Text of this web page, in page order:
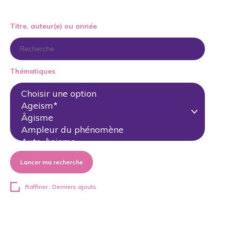
Titre, auteur(e) ou année
Thématiques
Lancer ma recherche
Raffiner : Derniers ajouts